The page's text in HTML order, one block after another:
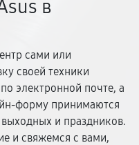
в
сами или
своей техники
электронной почте, а
форму принимаются
и праздников.
и свяжемся с вами,